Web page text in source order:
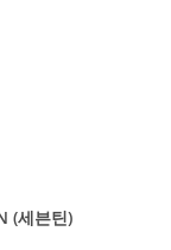
(세븐틴)